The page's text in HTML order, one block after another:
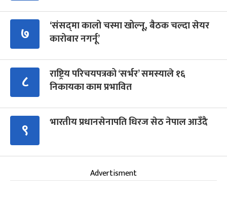
७
‘संसद्‍मा कालो चस्मा खोल्नू, बैठक चल्दा सेयर
कारोबार नगर्नू’
८
राष्ट्रिय परिचयपत्रको ‘सर्भर’ समस्याले १६
निकायका काम प्रभावित
९ भारतीय प्रधानसेनापति धिरज सेठ नेपाल आउँदै
Advertisment